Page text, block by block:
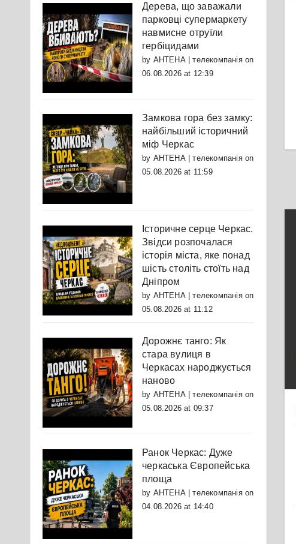
Дерева, що заважали
парковці супермаркету
навмисне отруїли
гербіцидами
by АНТЕНА | телекомпаніяon
06.08.2026 at 12:39
Замкова гора без замку:
найбільший історичний
міф Черкас
by АНТЕНА | телекомпаніяon
05.08.2026 at 11:59
Історичне серце Черкас.
Звідси розпочалася
історія міста, яке понад
шість століть стоїть над
Дніпром
by АНТЕНА | телекомпаніяon
05.08.2026 at 11:12
Дорожнє танго: Як
стара вулиця в
Черкасах народжується
наново
by АНТЕНА | телекомпаніяon
05.08.2026 at 09:37
Ранок Черкас: Дуже
черкаська Європейська
площа
by АНТЕНА | телекомпаніяon
04.08.2026 at 14:40